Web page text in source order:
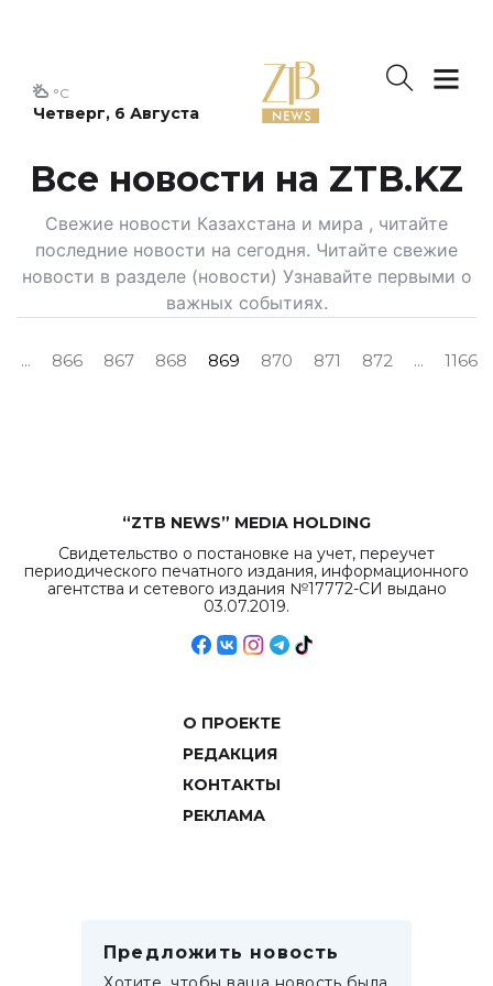
Четверг, 6 Августа
°C
Все новости на ZTB.KZ
Свежие новости Казахстана и мира , читайте
последние новости на сегодня. Читайте свежие
новости в разделе (новости) Узнавайте первыми о
важных событиях.
... 866 867 868 869 870 871 872 ... 1166
“ZTB NEWS” MEDIA HOLDING
Свидетельство о постановке на учет, переучет
периодического печатного издания, информационного
агентства и сетевого издания №17772-СИ выдано
03.07.2019.
О ПРОЕКТЕ
РЕДАКЦИЯ
КОНТАКТЫ
РЕКЛАМА
Предложить новость